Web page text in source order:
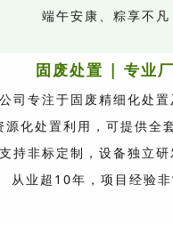
端午安康、粽享不凡
固废处置 | 专业
司专注于固废精细化处置
源化处置利用，可提供全
支持非标定制，设备独立研
从业超10年，项目经验